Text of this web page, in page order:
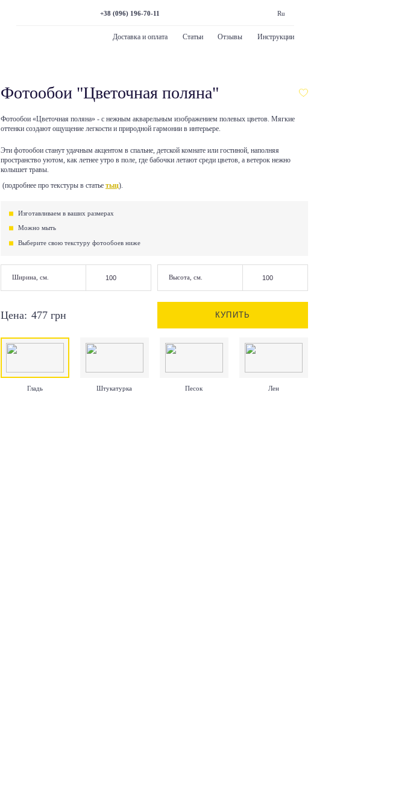
+38 (096) 196-70-11 Ru
Доставка и оплата Статьи Отзывы Инструкции
Фотообои "Цветочная поляна"
Фотообои «Цветочная поляна» - с нежным акварельным изображением полевых цветов. Мягкие
оттенки создают ощущение легкости и природной гармонии в интерьере.
Эти фотообои станут удачным акцентом в спальне, детской комнате или гостиной, наполняя
пространство уютом, как летнее утро в поле, где бабочки летают среди цветов, а ветерок нежно
колышет травы.
(подробнее про текстуры в статье тыц).
Изготавливаем в ваших размерах
Можно мыть
Выберите свою текстуру фотообоев ниже
Ширина, см. Высота, см.
Цена: 477 грн КУПИТЬ
Гладь Штукатурка Песок Лен